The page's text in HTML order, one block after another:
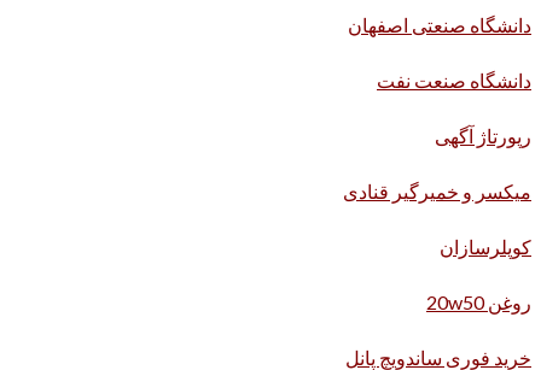
دانشگاه صنعتی اصفهان
دانشگاه صنعت نفت
رپورتاژ آگهی
میکسر و خمیرگیر قنادی
کوپلرسازان
روغن 20w50
خرید فوری ساندویچ پانل